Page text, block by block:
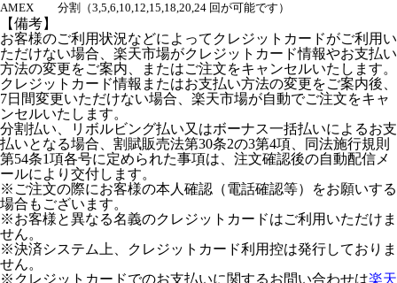
AMEX
分割（3,5,6,10,12,15,18,20,24 回が可能です）
【備考】
お客様のご利用状況などによってクレジットカードがご利用い
ただけない場合、楽天市場がクレジットカード情報やお支払い
方法の変更をご案内、またはご注文をキャンセルいたします。
クレジットカード情報またはお支払い方法の変更をご案内後、
7日間変更いただけない場合、楽天市場が自動でご注文をキャ
ンセルいたします。
分割払い、リボルビング払い又はボーナス一括払いによるお支
払いとなる場合、割賦販売法第30条2の3第4項、同法施行規則
第54条1項各号に定められた事項は、注文確認後の自動配信メ
ールにより交付します。
※ご注文の際にお客様の本人確認（電話確認等）をお願いする
場合もございます。
※お客様と異なる名義のクレジットカードはご利用いただけま
せん。
※決済システム上、クレジットカード利用控は発行しておりま
せん。
※クレジットカードでのお支払いに関するお問い合わせは楽天